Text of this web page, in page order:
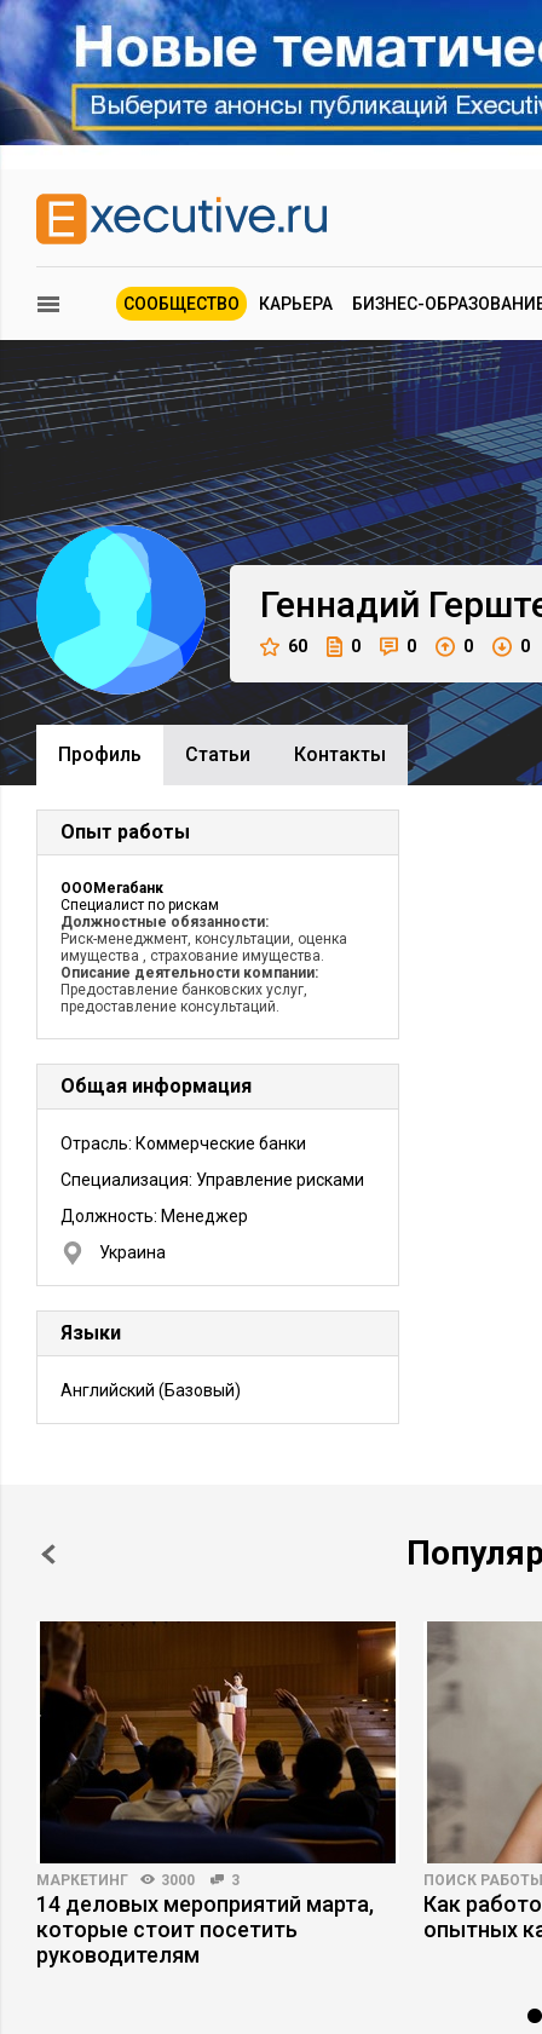
СООБЩЕСТВО КАРЬЕРА БИЗНЕС-
Геннадий
60 0 0 0 0
Профиль Cтатьи Контакты
Опыт работы
ОООМегабанк
Специалист по рискам
Должностные обязанности:
Риск-менеджмент, консультации, оценка
имущества , страхование имущества.
Описание деятельности компании:
Предоставление банковских услуг,
предоставление консультаций.
Общая информация
Отрасль: Коммерческие банки
Специализация: Управление рисками
Должность: Менеджер
Украина
Языки
Английский (Базовый)
МАРКЕТИНГ 3000 3
14 деловых мероприятий марта,
которые стоит посетить
руководителям
ПОИСК РАБОТЫ
Как
опытных